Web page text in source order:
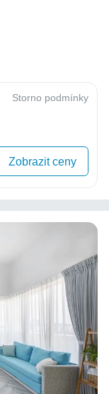
Storno podmínky
Zobrazit ceny